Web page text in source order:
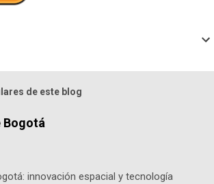
de este blog
Bogotá
innovación espacial y tecnología